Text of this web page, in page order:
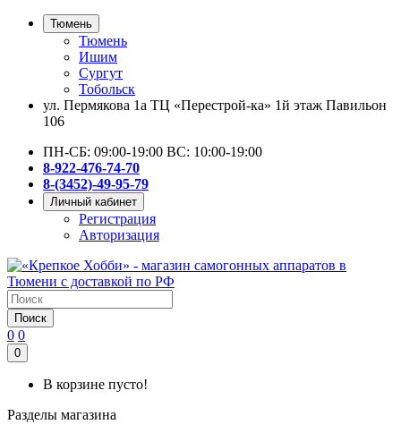
Тюмень
Тюмень
Ишим
Сургут
Тобольск
ул. Пермякова 1а ТЦ «Перестрой-ка» 1й этаж Павильон
106
ПН-СБ: 09:00-19:00 ВС: 10:00-19:00
8-922-476-74-70
8-(3452)-49-95-79
Личный кабинет
Регистрация
Авторизация
Поиск
0 0
0
В корзине пусто!
Разделы магазина